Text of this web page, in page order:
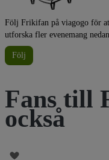
Följ Frikifan på viagogo för
utforska fler evenemang
Följ
Fans till
också